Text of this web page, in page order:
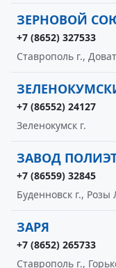
ЗЕРНОВОЙ
+7 (8652) 327533
Ставрополь г.,
+7 (86552) 24127
Зеленокумск г.
ЗАВОД
+7 (86559) 32845
Буденновск г.,
ЗАРЯ
+7 (8652) 265733
Ставрополь г.,